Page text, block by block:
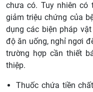
chưa có. Tuy nhiên có
giảm triệu chứng của
dụng các biện pháp
độ ăn uống, nghỉ ngơi
trường hợp cần thiết
thiệp.
Thuốc chứa tiền